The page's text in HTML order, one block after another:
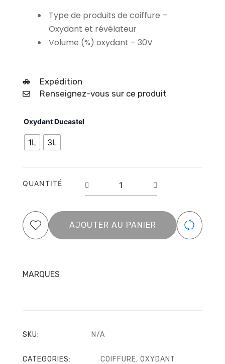
Type de produits de coiffure –
Oxydant et révélateur
Volume (%) oxydant – 30V
Expédition
Renseignez-vous sur ce produit
Oxydant Ducastel
1L 3L
QUANTITÉ
1L
AJOUTER AU PANIER
MARQUES
SKU: N/A
CATEGORIES: COIFFURE, OXYDANT